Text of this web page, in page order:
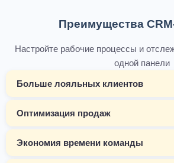
Преимущества
Настройте рабочие процессы и
одной панели
Больше лояльных клиентов
Оптимизация продаж
Экономия времени команды